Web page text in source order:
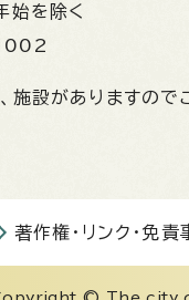
始を除く
施設がありますので
著作権・リンク・免責